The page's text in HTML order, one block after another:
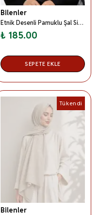
Bilenler
Etnik Desenli Pamuklu Şal Siyah
₺ 185.00
SEPETE EKLE
Tükendi
Bilenler